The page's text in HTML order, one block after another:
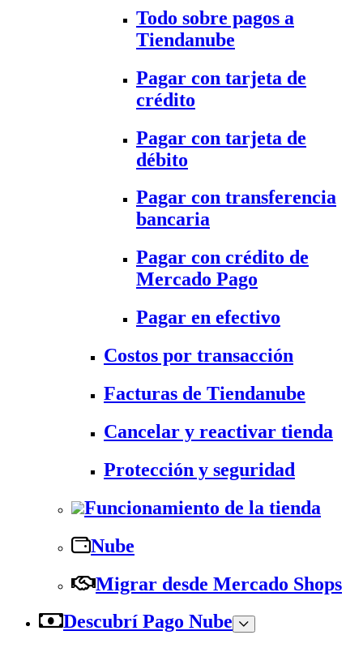
Todo sobre pagos a
Tiendanube
Pagar con tarjeta de
crédito
Pagar con tarjeta de
débito
Pagar con transferencia
bancaria
Pagar con crédito de
Mercado Pago
Pagar en efectivo
Costos por transacción
Facturas de Tiendanube
Cancelar y reactivar tienda
Protección y seguridad
Funcionamiento de la tienda
Nube
Migrar desde Mercado Shops
Descubrí Pago Nube